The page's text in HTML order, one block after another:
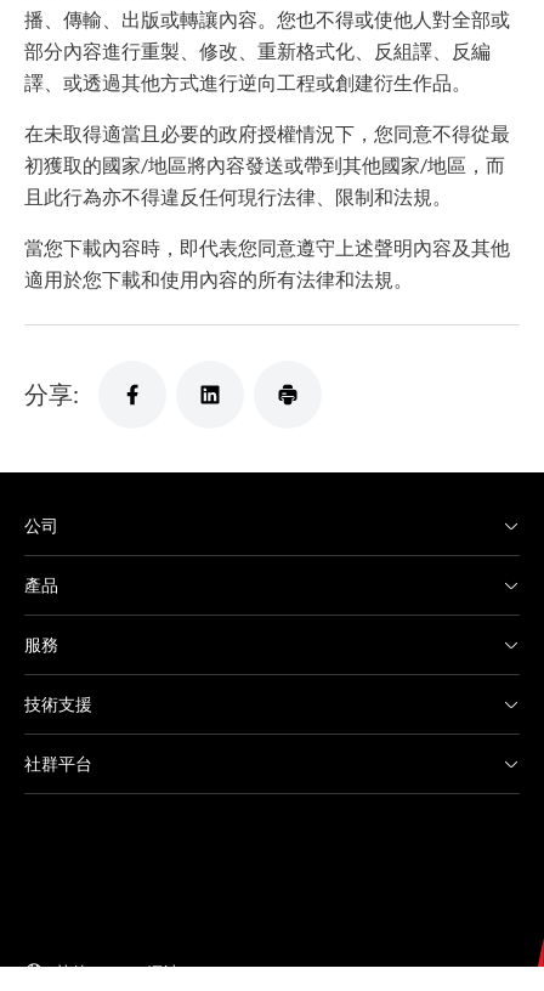
播、傳輸、出版或轉讓內容。您也不得或使他人對全部或
部分內容進行重製、修改、重新格式化、反組譯、反編
譯、或透過其他方式進行逆向工程或創建衍生作品。
在未取得適當且必要的政府授權情況下，您同意不得從最
初獲取的國家/地區將內容發送或帶到其他國家/地區，而
且此行為亦不得違反任何現行法律、限制和法規。
當您下載內容時，即代表您同意遵守上述聲明內容及其他
適用於您下載和使用內容的所有法律和法規。
分享:
公司
產品
服務
技術支援
社群平台
其他 Canon 網站